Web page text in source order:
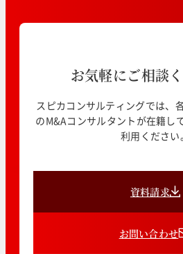
お気軽にご相談く
スピカコンサルティングでは、
のM&Aコンサルタントが在籍し
利用ください。
資料請求
お問い合わせ